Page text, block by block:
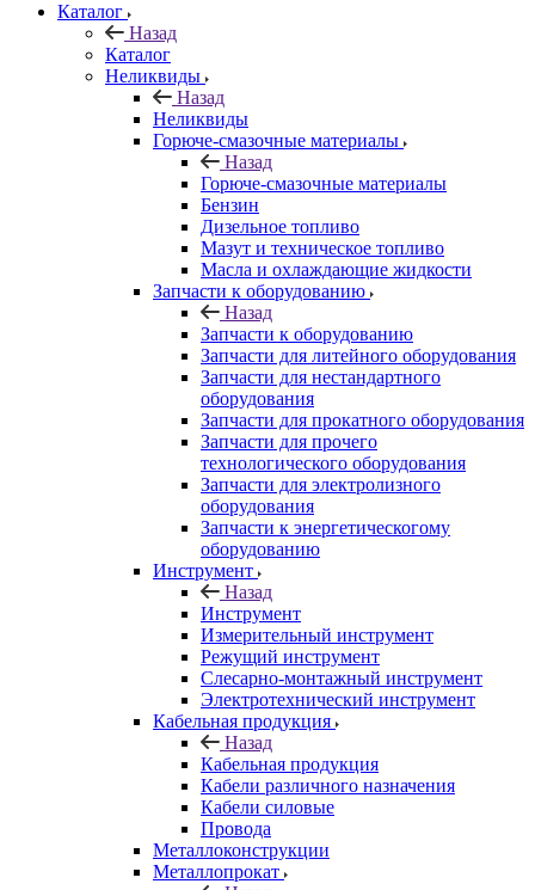
Каталог
Назад
Каталог
Неликвиды
Назад
Неликвиды
Горюче-смазочные материалы
Назад
Горюче-смазочные материалы
Бензин
Дизельное топливо
Мазут и техническое топливо
Масла и охлаждающие жидкости
Запчасти к оборудованию
Назад
Запчасти к оборудованию
Запчасти для литейного оборудования
Запчасти для нестандартного
оборудования
Запчасти для прокатного оборудования
Запчасти для прочего
технологического оборудования
Запчасти для электролизного
оборудования
Запчасти к энергетическогому
оборудованию
Инструмент
Назад
Инструмент
Измерительный инструмент
Режущий инструмент
Слесарно-монтажный инструмент
Электротехнический инструмент
Кабельная продукция
Назад
Кабельная продукция
Кабели различного назначения
Кабели силовые
Провода
Металлоконструкции
Металлопрокат